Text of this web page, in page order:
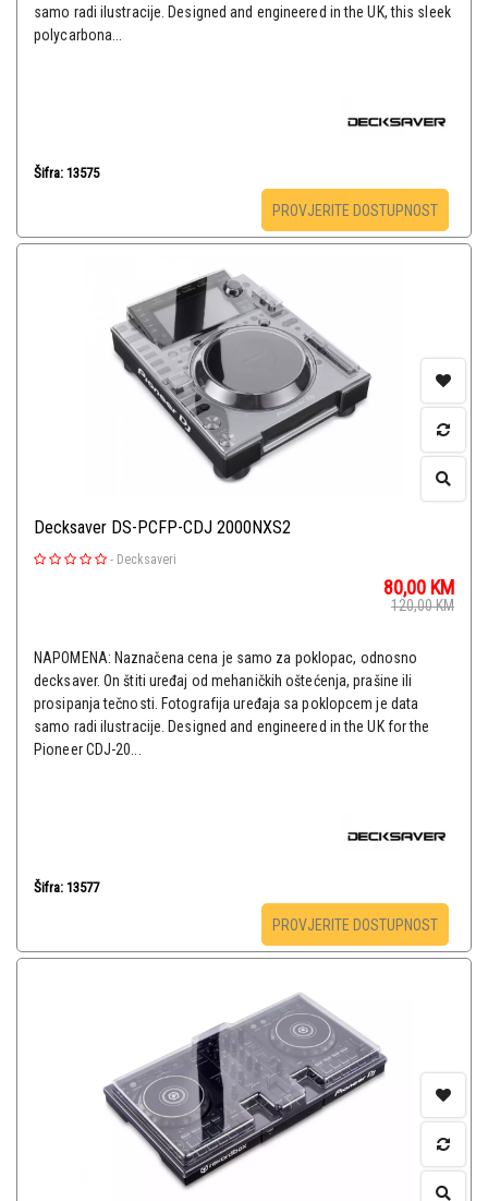
samo radi ilustracije. Designed and engineered in the UK, this sleek
polycarbona...
Šifra: 13575
PROVJERITE DOSTUPNOST
Decksaver DS-PCFP-CDJ 2000NXS2
- Decksaveri
80,00 KM
120,00KM
NAPOMENA: Naznačena cena je samo za poklopac, odnosno
decksaver. On štiti uređaj od mehaničkih oštećenja, prašine ili
prosipanja tečnosti. Fotografija uređaja sa poklopcem je data
samo radi ilustracije. Designed and engineered in the UK for the
Pioneer CDJ-20...
Šifra: 13577
PROVJERITE DOSTUPNOST